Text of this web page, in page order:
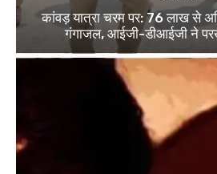
कांवड़ यात्रा चरम पर: 76 लाख से
गंगाजल, आईजी-डीआईजी ने